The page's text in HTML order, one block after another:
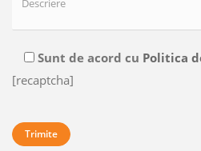
Sunt de acord cu Politica
[recaptcha]